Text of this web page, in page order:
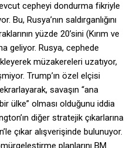
cepheyi dondurma fikriyle
Bu, Rusya’nın saldırganlığını
yüzde 20’sini (Kırım ve
geliyor. Rusya, cephede
müzakereleri uzatıyor,
Trump’ın özel elçisi
savaşın “ana
ülke” olması olduğunu iddia
diğer stratejik çıkarlarına
çıkar alışverişinde bulunuyor.
planlarını BM